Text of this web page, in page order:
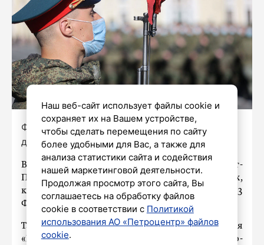
Фото: Дмитрий Фуфаев / «Петербургский
дневник»
В пресс-службе Комитета по культуре Санкт-
Петербурга рассказали о мероприятиях,
которые пройдут в различных музеях к 23
Февраля.
Так, в День защитника Отечества гостей музея
«Нарвская застава» ждет экскурсионно-
Наш веб-сайт использует файлы cookie и
сохраняет их на Вашем устройстве,
чтобы сделать перемещения по сайту
более удобными для Вас, а также для
анализа статистики сайта и содействия
нашей маркетинговой деятельности.
Продолжая просмотр этого сайта, Вы
соглашаетесь на обработку файлов
cookie в соответствии с Политикой
использования АО «Петроцентр» файлов
cookie.